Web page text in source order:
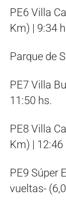
PE6 Villa
Km) | 9:34
Parque de
PE7 Villa
11:50 hs.
PE8 Villa
Km) | 12:46
PE9 Súper
vueltas-